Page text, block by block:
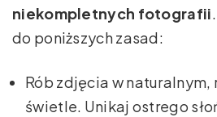
niekompletnych fotografii
do poniższych zasad:
Rób zdjęcia w naturalnym,
świetle. Unikaj ostrego